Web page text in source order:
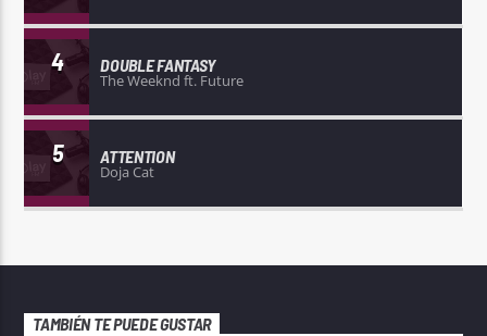
4 DOUBLE FANTASY
The Weeknd ft. Future
5 ATTENTION
Doja Cat
TAMBIÉN TE PUEDE GUSTAR